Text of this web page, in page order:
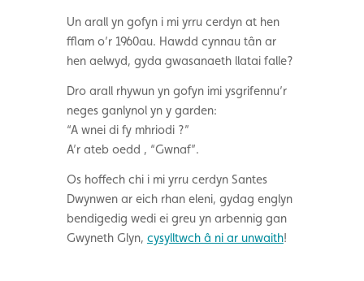
Un arall yn gofyn i mi yrru cerdyn at hen
fflam o’r 1960au. Hawdd cynnau tân ar
hen aelwyd, gyda gwasanaeth llatai falle?
Dro arall rhywun yn gofyn imi ysgrifennu’r
neges ganlynol yn y garden:
“A wnei di fy mhriodi ?”
A’r ateb oedd , “Gwnaf”.
Os hoffech chi i mi yrru cerdyn Santes
Dwynwen ar eich rhan eleni, gydag englyn
bendigedig wedi ei greu yn arbennig gan
Gwyneth Glyn, cysylltwch â ni ar unwaith!